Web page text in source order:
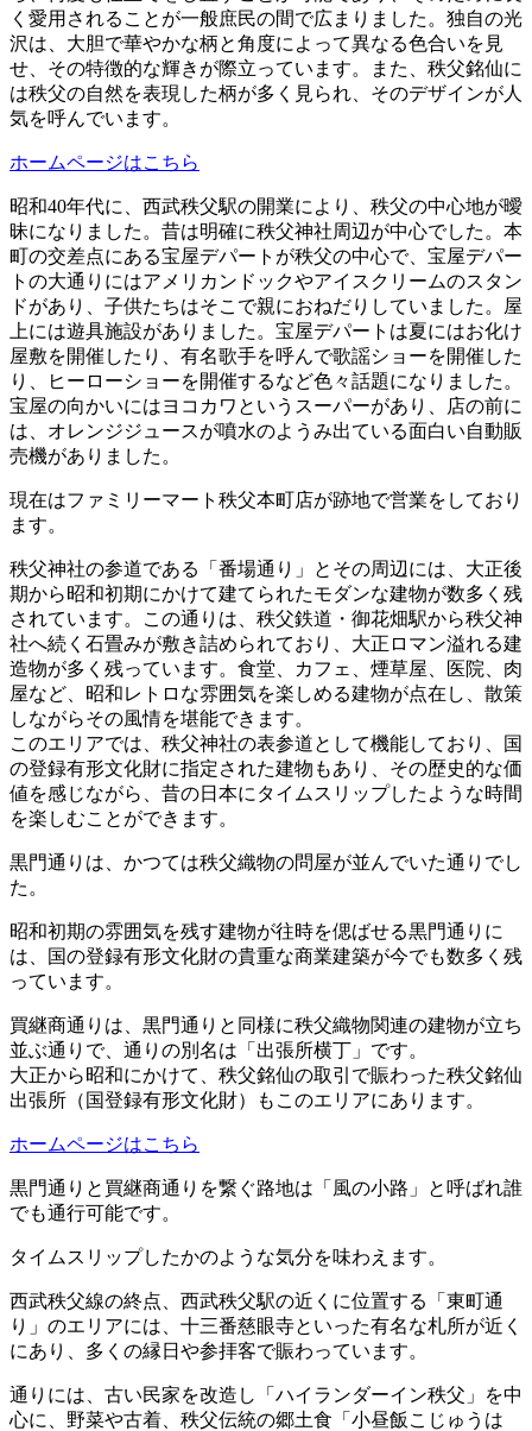
く愛用されることが一般庶民の間で広まりました。独自の光
沢は、大胆で華やかな柄と角度によって異なる色合いを見
せ、その特徴的な輝きが際立っています。また、秩父銘仙に
は秩父の自然を表現した柄が多く見られ、そのデザインが人
気を呼んでいます。
ホームページはこちら
昭和40年代に、西武秩父駅の開業により、秩父の中心地が曖
昧になりました。昔は明確に秩父神社周辺が中心でした。本
町の交差点にある宝屋デパートが秩父の中心で、宝屋デパー
トの大通りにはアメリカンドックやアイスクリームのスタン
ドがあり、子供たちはそこで親におねだりしていました。屋
上には遊具施設がありました。宝屋デパートは夏にはお化け
屋敷を開催したり、有名歌手を呼んで歌謡ショーを開催した
り、ヒーローショーを開催するなど色々話題になりました。
宝屋の向かいにはヨコカワというスーパーがあり、店の前に
は、オレンジジュースが噴水のようみ出ている面白い自動販
売機がありました。
現在はファミリーマート秩父本町店が跡地で営業をしており
ます。
秩父神社の参道である「番場通り」とその周辺には、大正後
期から昭和初期にかけて建てられたモダンな建物が数多く残
されています。この通りは、秩父鉄道・御花畑駅から秩父神
社へ続く石畳みが敷き詰められており、大正ロマン溢れる建
造物が多く残っています。食堂、カフェ、煙草屋、医院、肉
屋など、昭和レトロな雰囲気を楽しめる建物が点在し、散策
しながらその風情を堪能できます。
このエリアでは、秩父神社の表参道として機能しており、国
の登録有形文化財に指定された建物もあり、その歴史的な価
値を感じながら、昔の日本にタイムスリップしたような時間
を楽しむことができます。
黒門通りは、かつては秩父織物の問屋が並んでいた通りでし
た。
昭和初期の雰囲気を残す建物が往時を偲ばせる黒門通りに
は、国の登録有形文化財の貴重な商業建築が今でも数多く残
っています。
買継商通りは、黒門通りと同様に秩父織物関連の建物が立ち
並ぶ通りで、通りの別名は「出張所横丁」です。
大正から昭和にかけて、秩父銘仙の取引で賑わった秩父銘仙
出張所（国登録有形文化財）もこのエリアにあります。
ホームページはこちら
黒門通りと買継商通りを繋ぐ路地は「風の小路」と呼ばれ誰
でも通行可能です。
タイムスリップしたかのような気分を味わえます。
西武秩父線の終点、西武秩父駅の近くに位置する「東町通
り」のエリアには、十三番慈眼寺といった有名な札所が近く
にあり、多くの縁日や参拝客で賑わっています。
通りには、古い民家を改造し「ハイランダーイン秩父」を中
心に、野菜や古着、秩父伝統の郷土食「小昼飯こじゅうは